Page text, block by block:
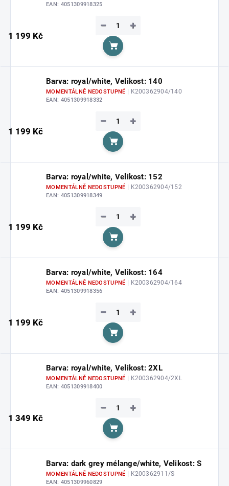
EAN: 4051309918325
1 199 Kč
+
−
Do košíku
Barva: royal/white, Velikost: 140
MOMENTÁLNĚ NEDOSTUPNÉ | K200362904/140
EAN: 4051309918332
1 199 Kč
+
−
Do košíku
Barva: royal/white, Velikost: 152
MOMENTÁLNĚ NEDOSTUPNÉ | K200362904/152
EAN: 4051309918349
1 199 Kč
+
−
Do košíku
Barva: royal/white, Velikost: 164
MOMENTÁLNĚ NEDOSTUPNÉ | K200362904/164
EAN: 4051309918356
1 199 Kč
+
−
Do košíku
Barva: royal/white, Velikost: 2XL
MOMENTÁLNĚ NEDOSTUPNÉ | K200362904/2XL
EAN: 4051309918400
1 349 Kč
+
−
Do košíku
Barva: dark grey mélange/white, Velikost: S
MOMENTÁLNĚ NEDOSTUPNÉ | K200362911/S
EAN: 4051309960829